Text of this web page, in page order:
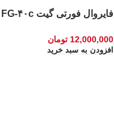
فایروال فورتی گیت FG-۴۰c
12,000,000 تومان
افزودن به سبد خرید